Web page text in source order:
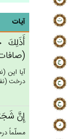
آیات
أَذَلِك‌َ
(صافات:
آيا اين
درخت
إِن‌َّ
مسلّماً